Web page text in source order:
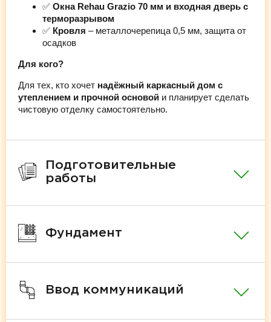
✅ Окна Rehau Grazio 70 мм и входная дверь с
терморазрывом
✅ Кровля – металлочерепица 0,5 мм, защита от
осадков
Для кого?
Для тех, кто хочет надёжный каркасный дом с
утеплением и прочной основой и планирует сделать
чистовую отделку самостоятельно.
Подготовительные
работы
Фундамент
Ввод коммуникаций